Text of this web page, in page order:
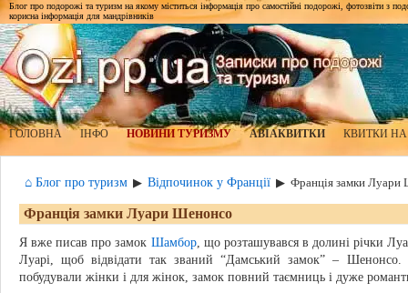
Блог про подорожі та туризм на якому міститься інформація про самостійні подорожі, фотозвіти з
корисна інформація для мандрівників
ГОЛОВНА ІНФО НОВИНИ ТУРИЗМУ АВІАКВИТКИ КВИТКИ
⌂ Блог про туризм ▶ Відпочинок у Франції ▶ Франція замки Луари
Франція замки Луари Шенонсо
Я вже писав про замок Шамбор, що розташувався в долині річки
Луарі, щоб відвідати так званий “Дамський замок” –
побудували жінки і для жінок, замок повний таємниць і дуже